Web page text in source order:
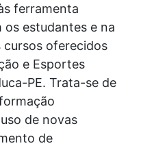
ferramenta
estudantes e na
oferecidos
e Esportes
PE. Trata-se de
de novas
de